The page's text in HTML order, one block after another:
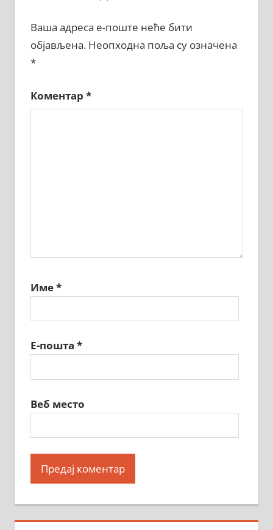
Ваша адреса е-поште неће бити
објављена. Неопходна поља су означена
*
Коментар *
Име*
Е-пошта *
Веб место